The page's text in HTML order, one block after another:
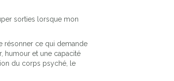
sorties lorsque mon
résonner ce qui demande
humour et une capacité
du corps psyché, le